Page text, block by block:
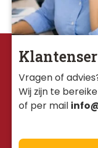
Vragen of
Wij zijn te
of per mail